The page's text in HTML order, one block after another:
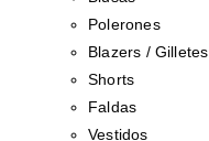
Polerones
Blazers / Gilletes
Shorts
Faldas
Vestidos